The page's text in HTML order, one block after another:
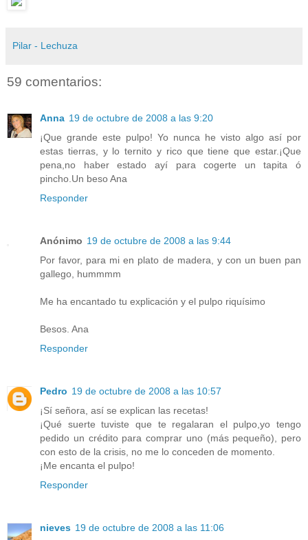
Pilar - Lechuza
59 comentarios:
Anna 19 de octubre de 2008 a las 9:20
¡Que grande este pulpo! Yo nunca he visto algo así por
estas tierras, y lo ternito y rico que tiene que estar.¡Que
pena,no haber estado ayí para cogerte un tapita ó
pincho.Un beso Ana
Responder
Anónimo 19 de octubre de 2008 a las 9:44
Por favor, para mi en plato de madera, y con un buen pan
gallego, hummmm
Me ha encantado tu explicación y el pulpo riquísimo
Besos. Ana
Responder
Pedro 19 de octubre de 2008 a las 10:57
¡Sí señora, así se explican las recetas!
¡Qué suerte tuviste que te regalaran el pulpo,yo tengo
pedido un crédito para comprar uno (más pequeño), pero
con esto de la crisis, no me lo conceden de momento.
¡Me encanta el pulpo!
Responder
nieves 19 de octubre de 2008 a las 11:06